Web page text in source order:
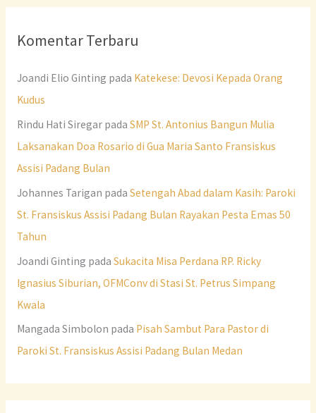
Komentar Terbaru
Joandi Elio Ginting pada Katekese: Devosi Kepada Orang
Kudus
Rindu Hati Siregarpada SMP St. Antonius Bangun Mulia
Laksanakan Doa Rosario di Gua Maria Santo Fransiskus
Assisi Padang Bulan
Johannes Tarigan pada Setengah Abad dalam Kasih: Paroki
St. Fransiskus Assisi Padang Bulan Rayakan Pesta Emas 50
Tahun
Joandi Ginting pada Sukacita Misa Perdana RP. Ricky
Ignasius Siburian, OFMConv di Stasi St. Petrus Simpang
Kwala
Mangada Simbolon pada Pisah Sambut Para Pastor di
Paroki St. Fransiskus Assisi Padang Bulan Medan